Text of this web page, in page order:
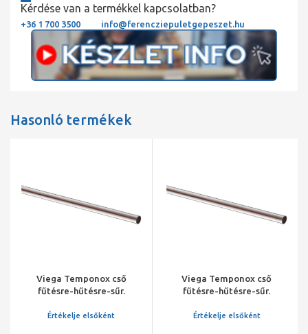
Kérdése van a termékkel kapcsolatban?
+36 1 700 3500 info@ferencziepuletgepeszet.hu
Hasonló termékek
Viega Temponox cső
fűtésre-hűtésre-sűr.
rm.acél (1.4520, AISI 430Ti),
Értékelje elsőként
Viega Temponox cső
fűtésre-hűtésre-sűr.
rm.acél (1.4520, AISI 430Ti),
Értékelje elsőként